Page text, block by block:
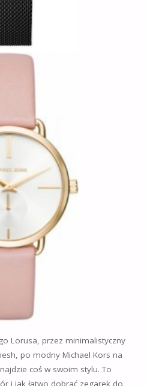
Lorusa, przez minimalistyczny
po modny Michael Kors na
coś w swoim stylu. To
i jak łatwo dobrać zegarek do